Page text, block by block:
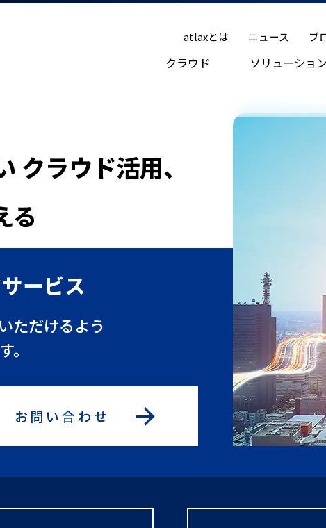
クラウド ソリューショ
atlaxとは ニュース ブ
クラウド活用、
る
ービス
ただけるよう
。
お問い合わせ arrow_forward